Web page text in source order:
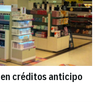
créditos anticipo